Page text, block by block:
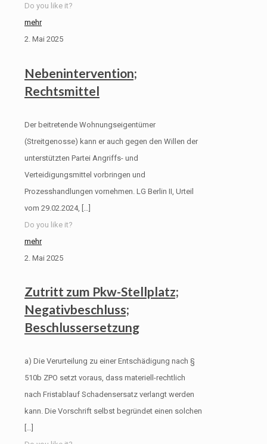
Do you like it?
mehr
2. Mai 2025
Nebenintervention;
Rechtsmittel
Der beitretende Wohnungseigentümer
(Streitgenosse) kann er auch gegen den Willen der
unterstützten Partei Angriffs- und
Verteidigungsmittel vorbringen und
Prozesshandlungen vornehmen. LG Berlin II, Urteil
vom 29.02.2024, […]
Do you like it?
mehr
2. Mai 2025
Zutritt zum Pkw-Stellplatz;
Negativbeschluss;
Beschlussersetzung
a) Die Verurteilung zu einer Entschädigung nach §
510b ZPO setzt voraus, dass materiell-rechtlich
nach Fristablauf Schadensersatz verlangt werden
kann. Die Vorschrift selbst begründet einen solchen
[…]